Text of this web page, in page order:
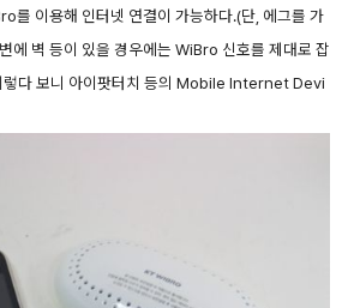
를 이용해 인터넷 연결이 가능하다.(단, 에그를 가
에 벽 등이 있을 경우에는 WiBro 신호를 제대로 잡
렇다 보니 아이팟터치 등의 Mobile Internet Devi